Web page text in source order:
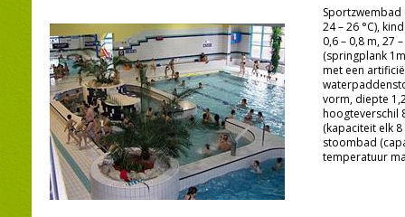
Sportzwembad
24 – 26 °C),
0,6 – 0,8 m, 27
(springplank
met een
vorm, diepte
hoogteverschil
(kapaciteit elk
stoombad
temperatuur